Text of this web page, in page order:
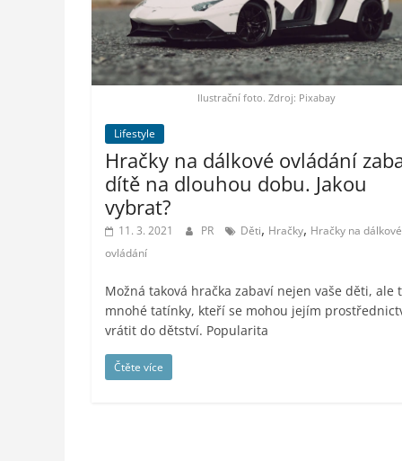
styl,
auto-
moto,
vesmír
Ilustrační foto. Zdroj: Pixabay
Lifestyle
Hračky na dálkové ovládání
dítě na dlouhou dobu. Jakou
vybrat?
11. 3. 2021 PR Děti, Hračky, Hračky na dálkové
ovládání
Možná taková hračka zabaví nejen vaše děti, ale
mnohé tatínky, kteří se mohou jejím
vrátit do dětství. Popularita
Čtěte více